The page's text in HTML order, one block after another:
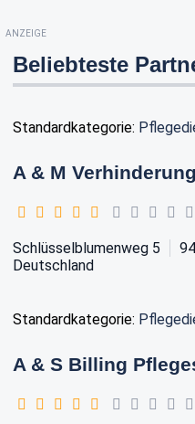
ANZEIGE
Beliebteste
Standardkategorie:
A & M
Schlüsselblumenweg 5
Deutschland
Standardkategorie:
A & S Billing